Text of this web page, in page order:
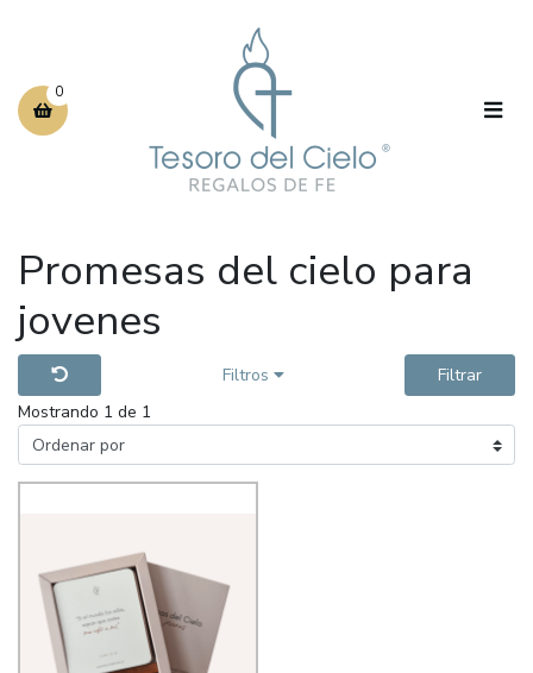
0
Promesas del cielo para
jovenes
Filtros
Filtrar
Mostrando 1 de 1